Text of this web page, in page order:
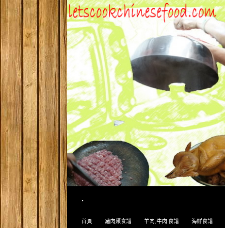
.
首頁
豬肉類食譜 羊肉, 牛肉 食譜 海鮮食譜